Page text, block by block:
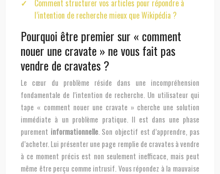
Comment structurer vos articles pour répondre à
l’intention de recherche mieux que Wikipédia ?
Pourquoi être premier sur « comment
nouer une cravate » ne vous fait pas
vendre de cravates ?
Le cœur du problème réside dans une incompréhension
fondamentale de l’intention de recherche. Un utilisateur qui
tape « comment nouer une cravate » cherche une solution
immédiate à un problème pratique. Il est dans une phase
purement informationnelle. Son objectif est d’apprendre, pas
d’acheter. Lui présenter une page remplie de cravates à vendre
à ce moment précis est non seulement inefficace, mais peut
même être perçu comme intrusif. Vous répondez à la mauvaise